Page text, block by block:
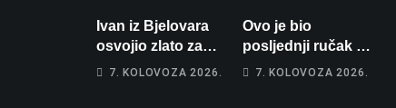
Ivan iz Bjelovara
osvojio zlato za
najglasniji audio
7. KOLOVOZA 2026.
Ovo je bio
posljednji ručak u
Franzu: Poznati
7. KOLOVOZA 2026.